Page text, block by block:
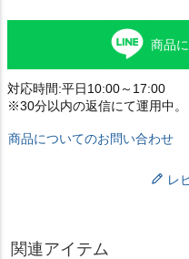
商品
対応時間:平日10:00～17:00
※30分以内の返信にて運用中。
商品についてのお問い合わせ
レ
関連アイテム